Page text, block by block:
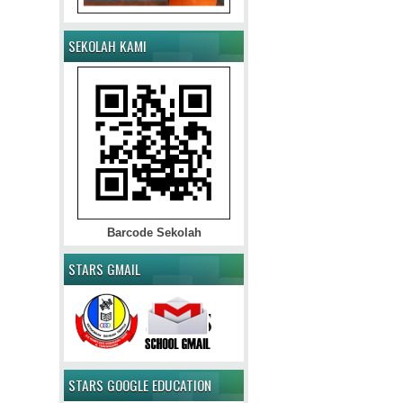
SEKOLAH KAMI
Barcode Sekolah
STARS GMAIL
STARS GOOGLE EDUCATION